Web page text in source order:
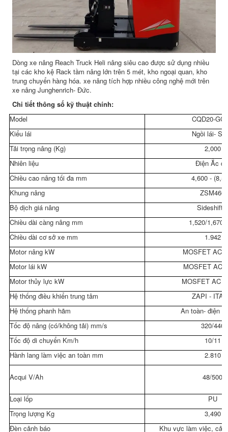
Dòng xe nâng Reach Truck Heli nâng siêu cao được sử dụng nhiều
tại các kho kệ Rack tầm nâng lớn trên 5 mét, kho ngoại quan, kho
trung chuyển hàng hóa. xe nâng tích hợp nhiều công nghệ mới trên
xe nâng Junghenrich- Đức.
Chi tiết thông số kỹ thuật chính:
Model
CQD20-
Kiểu lái
Ngồi lái-
Tải trọng nâng (Kg)
2,000
Nhiên liệu
Điện Ắc
Chiều cao nâng tối đa mm
4,600 -
Khung nâng
ZSM460
Bộ dịch giá nâng
Sideshifter
Chiều dài càng nâng mm
1,520/1,670
Chiều dài cơ sở xe mm
1.942
Motor nâng kW
MOSFET AC
Motor lái kW
MOSFET AC
Motor thủy lực kW
MOSFET AC
Hệ thống điều khiển trung tâm
ZAPI -
Hệ thống phanh hãm
An toàn- điện
Tốc độ nâng (có/không tải) mm/s
320/440
Tốc độ di chuyển Km/h
10/11
Hành lang làm việc an toàn mm
2.810
Acqui V/Ah 48/500
Loại lốp
PU
Trọng lượng Kg
3,490
Đèn cảnh báo
Khu vực làm việc,